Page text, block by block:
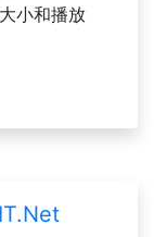
小和播放